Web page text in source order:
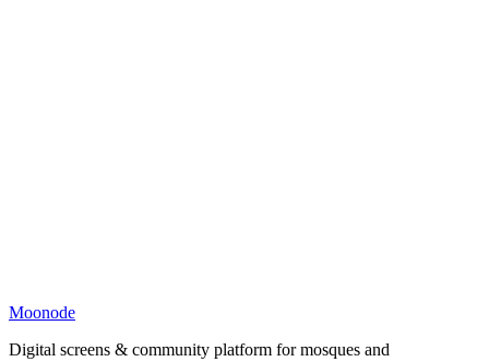
Moonode
Digital screens & community platform for mosques and